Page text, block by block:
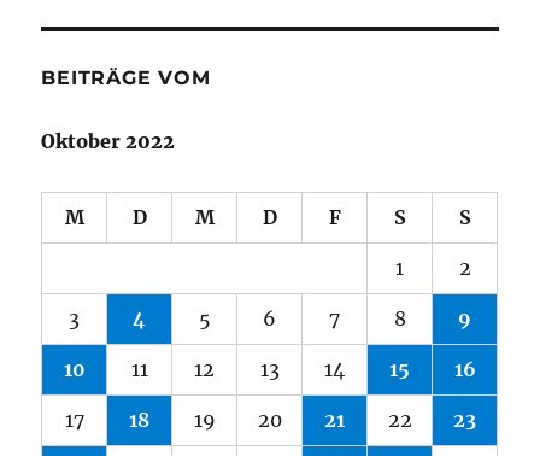
BEITRÄGE VOM
Oktober 2022
M D M D F S S
1 2
3 4 5 6 7 8 9
10 11 12 13 14 15 16
17 18 19 20 21 22 23